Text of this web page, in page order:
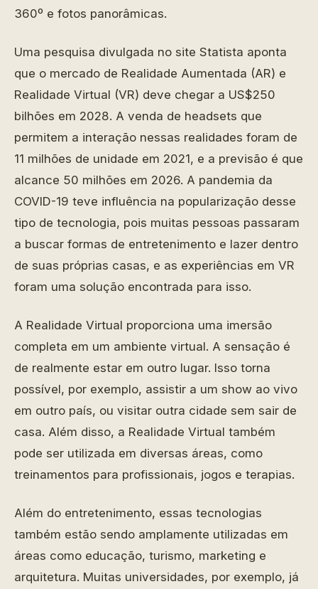
360º e fotos panorâmicas.
Uma pesquisa divulgada no site Statista aponta
que o mercado de Realidade Aumentada (AR) e
Realidade Virtual (VR) deve chegar a US$250
bilhões em 2028. A venda de headsets que
permitem a interação nessas realidades foram de
11 milhões de unidade em 2021, e a previsão é que
alcance 50 milhões em 2026. A pandemia da
COVID-19 teve influência na popularização desse
tipo de tecnologia, pois muitas pessoas passaram
a buscar formas de entretenimento e lazer dentro
de suas próprias casas, e as experiências em VR
foram uma solução encontrada para isso.
A Realidade Virtual proporciona uma imersão
completa em um ambiente virtual. A sensação é
de realmente estar em outro lugar. Isso torna
possível, por exemplo, assistir a um show ao vivo
em outro país, ou visitar outra cidade sem sair de
casa. Além disso, a Realidade Virtual também
pode ser utilizada em diversas áreas, como
treinamentos para profissionais, jogos e terapias.
Além do entretenimento, essas tecnologias
também estão sendo amplamente utilizadas em
áreas como educação, turismo, marketing e
arquitetura. Muitas universidades, por exemplo, já